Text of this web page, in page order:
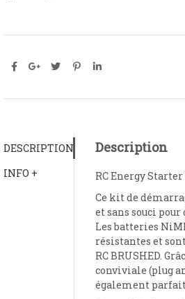
DESCRIPTION
INFO +
Description
RC Energy
Ce kit de
et sans souci pour
Les batteries
résistantes et
RC BRUSHED.
conviviale (plug
également